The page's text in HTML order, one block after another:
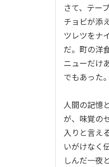
さて、テー
チョビが添
ツレツをナ
だ。町の洋
ニューだけ
でもあった。
人間の記憶
が、味覚の
入りと言え
いがけなく
しんだ一夜